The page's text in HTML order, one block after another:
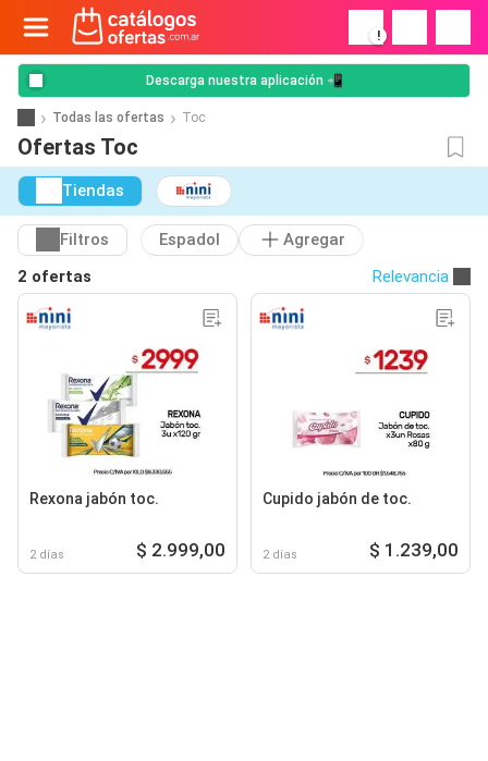
!
Descarga nuestra aplicación 📲
Todas las ofertas Toc
Ofertas Toc
Tiendas
Filtros Espadol
Agregar
2 ofertas
Relevancia
Rexona jabón toc.
2 días $ 2.999,00
Cupido jabón de toc.
2 días $ 1.239,00